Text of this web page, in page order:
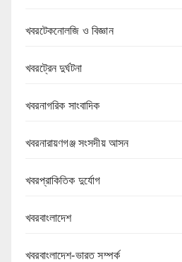
খবরটেকনোলজি ও বিজ্ঞান
খবরট্রেন দুর্ঘটনা
খবরনাগরিক সাংবাদিক
খবরনারায়ণগঞ্জ সংসদীয় আসন
খবরপ্রাকিতিক দুর্যোগ
খবরবাংলাদেশ
খবরবাংলাদেশ-ভারত সম্পর্ক